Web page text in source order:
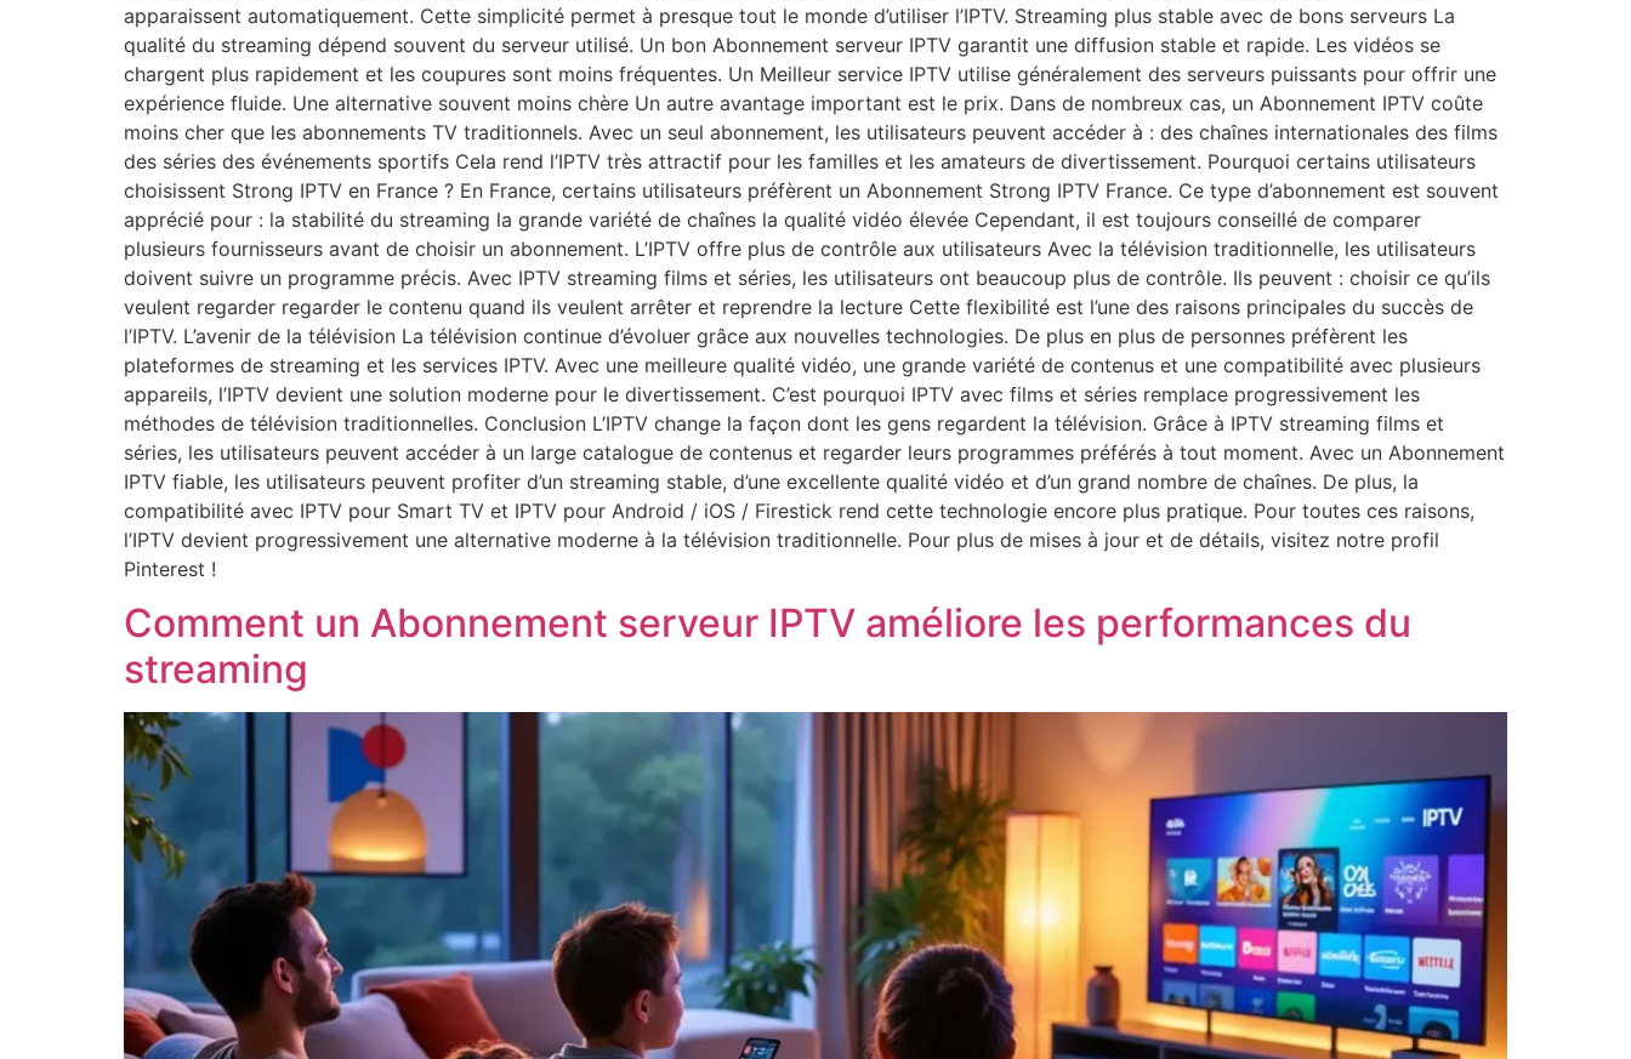
apparaissent automatiquement. Cette simplicité permet à presque tout le monde d’utiliser l’IPTV. Streaming plus stable avec de bons serveurs La
qualité du streaming dépend souvent du serveur utilisé. Un bon Abonnement serveur IPTV garantit une diffusion stable et rapide. Les vidéos se
chargent plus rapidement et les coupures sont moins fréquentes. Un Meilleur service IPTV utilise généralement des serveurs puissants pour offrir une
expérience fluide. Une alternative souvent moins chère Un autre avantage important est le prix. Dans de nombreux cas, un Abonnement IPTV coûte
moins cher que les abonnements TV traditionnels. Avec un seul abonnement, les utilisateurs peuvent accéder à : des chaînes internationales des films
des séries des événements sportifs Cela rend l’IPTV très attractif pour les familles et les amateurs de divertissement. Pourquoi certains utilisateurs
choisissent Strong IPTV en France ? En France, certains utilisateurs préfèrent un Abonnement Strong IPTV France. Ce type d’abonnement est souvent
apprécié pour : la stabilité du streaming la grande variété de chaînes la qualité vidéo élevée Cependant, il est toujours conseillé de comparer
plusieurs fournisseurs avant de choisir un abonnement. L’IPTV offre plus de contrôle aux utilisateurs Avec la télévision traditionnelle, les utilisateurs
doivent suivre un programme précis. Avec IPTV streaming films et séries, les utilisateurs ont beaucoup plus de contrôle. Ils peuvent : choisir ce qu’ils
veulent regarder regarder le contenu quand ils veulent arrêter et reprendre la lecture Cette flexibilité est l’une des raisons principales du succès de
l’IPTV. L’avenir de la télévision La télévision continue d’évoluer grâce aux nouvelles technologies. De plus en plus de personnes préfèrent les
plateformes de streaming et les services IPTV. Avec une meilleure qualité vidéo, une grande variété de contenus et une compatibilité avec plusieurs
appareils, l’IPTV devient une solution moderne pour le divertissement. C’est pourquoi IPTV avec films et séries remplace progressivement les
méthodes de télévision traditionnelles. Conclusion L’IPTV change la façon dont les gens regardent la télévision. Grâce à IPTV streaming films et
séries, les utilisateurs peuvent accéder à un large catalogue de contenus et regarder leurs programmes préférés à tout moment. Avec un Abonnement
IPTV fiable, les utilisateurs peuvent profiter d’un streaming stable, d’une excellente qualité vidéo et d’un grand nombre de chaînes. De plus, la
compatibilité avec IPTV pour Smart TV et IPTV pour Android / iOS / Firestick rend cette technologie encore plus pratique. Pour toutes ces raisons,
l’IPTV devient progressivement une alternative moderne à la télévision traditionnelle. Pour plus de mises à jour et de détails, visitez notre profil
Pinterest !
Comment un Abonnement serveur IPTV améliore les performances du
streaming